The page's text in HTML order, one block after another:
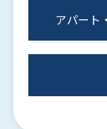
アパート